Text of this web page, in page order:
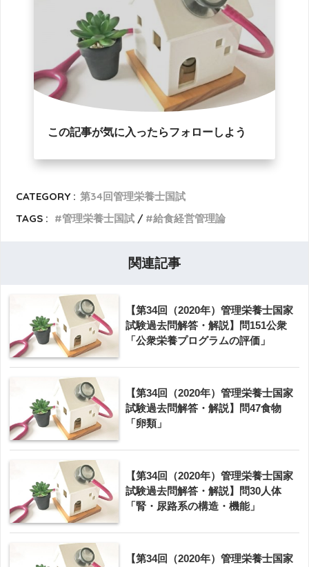
この記事が気に入ったらフォローしよう
CATEGORY : 第34回管理栄養士国試
TAGS :
管理栄養士国試 給食経営管理論
関連記事
【第34回（2020年）管理栄養士国家
試験過去問解答・解説】問151公衆
「公衆栄養プログラムの評価」
【第34回（2020年）管理栄養士国家
試験過去問解答・解説】問47食物
「卵類」
【第34回（2020年）管理栄養士国家
試験過去問解答・解説】問30人体
「腎・尿路系の構造・機能」
【第34回（2020年）管理栄養士国家